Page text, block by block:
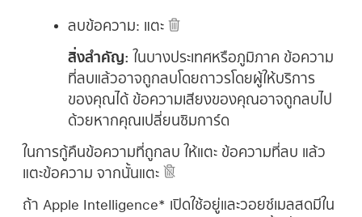
ลบข้อความ: แตะ
สิ่งสำคัญ: ในบางประเทศหรือภูมิภาค ข้อความ
ที่ลบแล้วอาจถูกลบโดยถาวรโดยผู้ให้บริการ
ของคุณได้ ข้อความเสียงของคุณอาจถูกลบไป
ด้วยหากคุณเปลี่ยนซิมการ์ด
ในการกู้คืนข้อความที่ถูกลบ ให้แตะ ข้อความที่ลบ แล้ว
แตะข้อความ จากนั้นแตะ
ถ้า Apple Intelligence* เปิดใช้อยู่และวอยซ์เมลสดมีใน